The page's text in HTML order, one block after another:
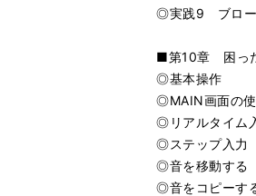
◎実践9 ブロー
■第10章 困っ
◎基本操作
◎MAIN画面の
◎リアルタイム
◎ステップ入力
◎音を移動する
◎音をコピーす